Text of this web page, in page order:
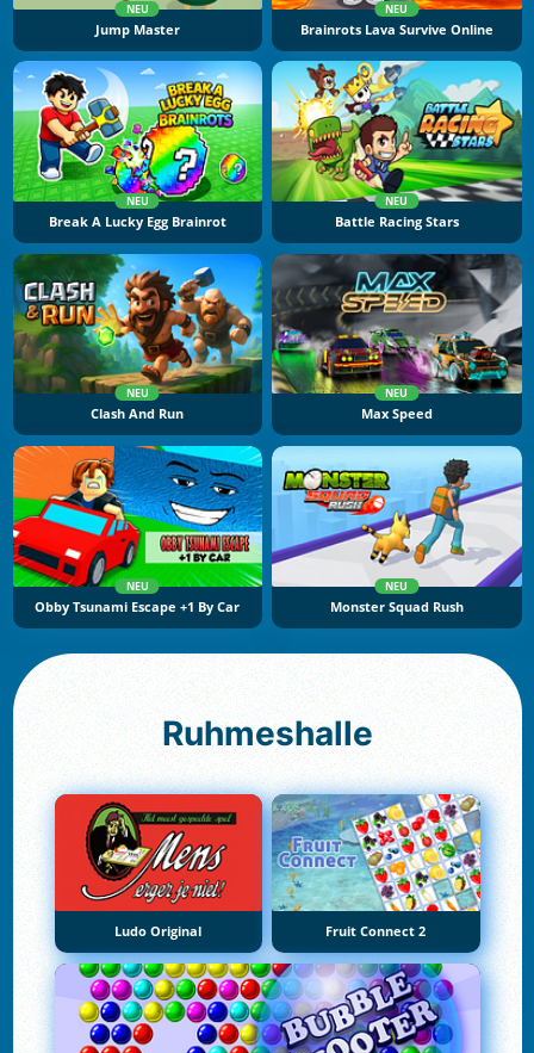
NEU
Jump Master
NEU
Brainrots Lava Survive Online
NEU
Break A Lucky Egg Brainrot
NEU
Battle Racing Stars
NEU
Clash And Run
NEU
Max Speed
NEU
Obby Tsunami Escape +1 By Car
NEU
Monster Squad Rush
Ruhmeshalle
Ludo Original Fruit Connect 2